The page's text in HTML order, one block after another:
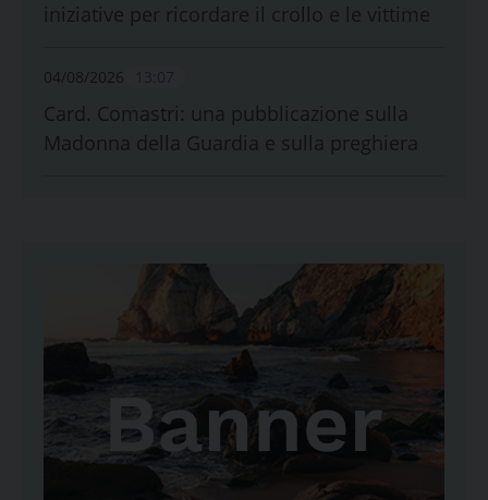
iniziative per ricordare il crollo e le vittime
04/08/2026
Card. Comastri: una pubblicazione sulla
Madonna della Guardia e sulla preghiera